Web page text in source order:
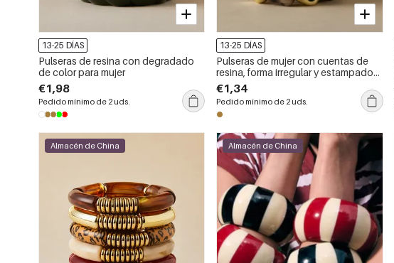
13-25 DÍAS
Pulseras de resina con degradado
de color para mujer
€1,98
Pedido mínimo de 2 uds.
13-25 DÍAS
Pulseras de mujer con cuentas de
resina, forma irregular y estampado
de leopardo, estilo retro.
€1,34
Pedido mínimo de 2 uds.
Almacén de China Almacén de China